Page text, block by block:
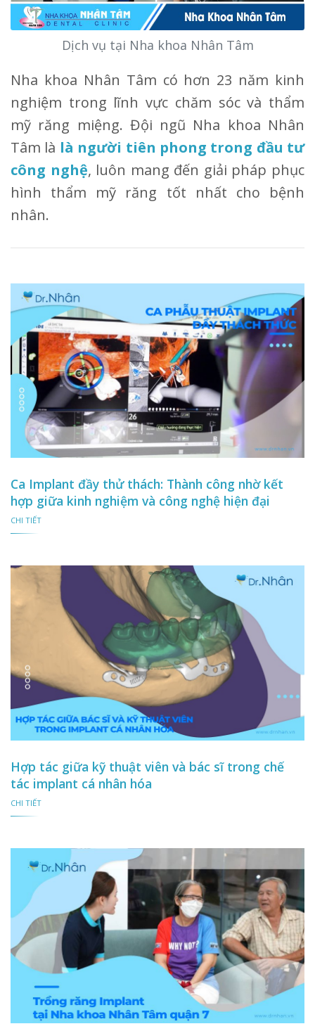
Dịch vụ tại Nha khoa Nhân Tâm
Nha khoa Nhân Tâm có hơn 23 năm kinh
nghiệm trong lĩnh vực chăm sóc và thẩm
mỹ răng miệng. Đội ngũ Nha khoa Nhân
Tâm là là người tiên phong trong đầu tư
công nghệ, luôn mang đến giải pháp phục
hình thẩm mỹ răng tốt nhất cho bệnh
nhân.
Ca Implant đầy thử thách: Thành công nhờ kết
hợp giữa kinh nghiệm và công nghệ hiện đại
CHI TIẾT
Hợp tác giữa kỹ thuật viên và bác sĩ trong chế
tác implant cá nhân hóa
CHI TIẾT